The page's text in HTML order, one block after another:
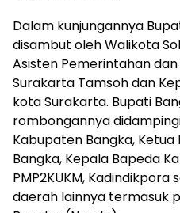
Dalam kunjungannya
disambut oleh Walikota
Asisten Pemerintahan
Surakarta Tamsoh dan
kota Surakarta. Bupati
rombongannya
Kabupaten Bangka,
Bangka, Kepala Bapeda
PMP2KUKM,
daerah lainnya termasuk